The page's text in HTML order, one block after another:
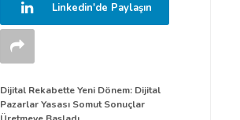
Linkedin'de Paylaşın
Dijital Rekabette Yeni Dönem: Dijital
Pazarlar Yasası Somut Sonuçlar